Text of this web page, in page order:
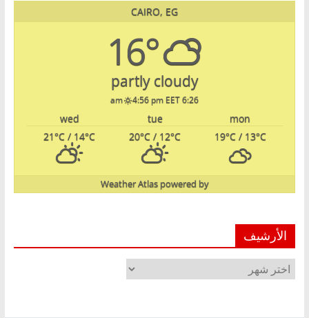
CAIRO, EG
16°
partly cloudy
6:26 am
4:56 pm EET
mon
tue
wed
19°C/ 13°C
20°C / 12°C
21°C / 14°C
powered by
Weather Atlas
الأرشيف
الأرشيف